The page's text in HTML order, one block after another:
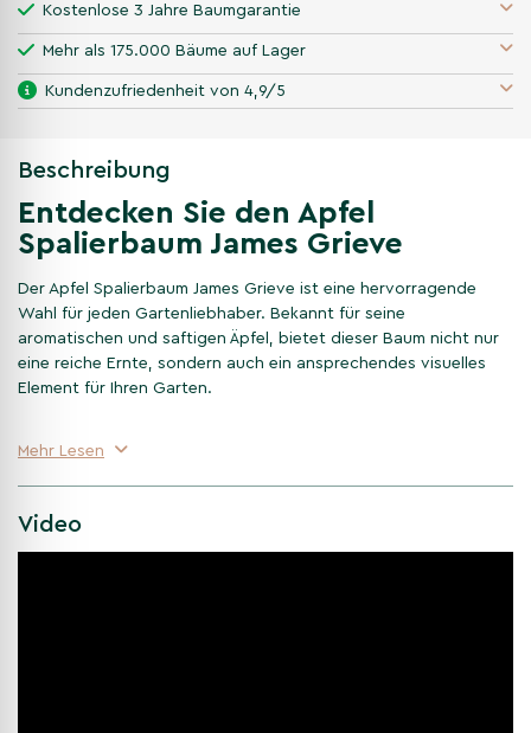
Kostenlose 3 Jahre Baumgarantie
Mehr als 175.000 Bäume auf Lager
Kundenzufriedenheit von 4,9/5
Beschreibung
Entdecken Sie den Apfel
Spalierbaum James Grieve
Der Apfel Spalierbaum James Grieve ist eine hervorragende
Wahl für jeden Gartenliebhaber. Bekannt für seine
aromatischen und saftigen Äpfel, bietet dieser Baum nicht nur
eine reiche Ernte, sondern auch ein ansprechendes visuelles
Element für Ihren Garten.
Apfel Spalierbaum James Grieve
kaufen
Entscheiden Sie sich für den James Grieve, wenn Sie einen
Mehr Lesen
Video